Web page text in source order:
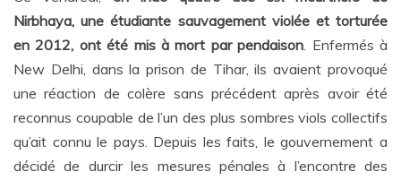
Nirbhaya, une étudiante sauvagement violée et torturée
en 2012, ont été mis à mort par pendaison. Enfermés à
New Delhi, dans la prison de Tihar, ils avaient provoqué
une réaction de colère sans précédent après avoir été
reconnus coupable de l’un des plus sombres viols collectifs
qu’ait connu le pays. Depuis les faits, le gouvernement a
décidé de durcir les mesures pénales à l’encontre des